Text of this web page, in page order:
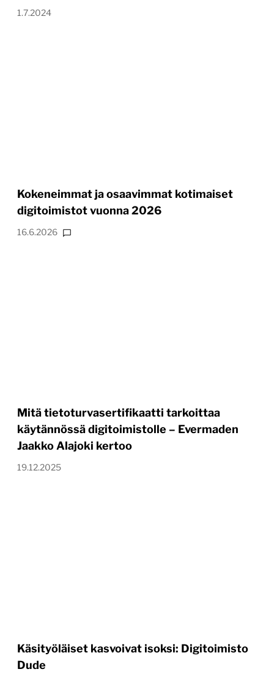
1.7.2024
Kokeneimmat ja osaavimmat kotimaiset
digitoimistot vuonna 2026
16.6.2026
Mitä tietoturvasertifikaatti tarkoittaa
käytännössä digitoimistolle – Evermaden
Jaakko Alajoki kertoo
19.12.2025
Käsityöläiset kasvoivat isoksi: Digitoimisto
Dude